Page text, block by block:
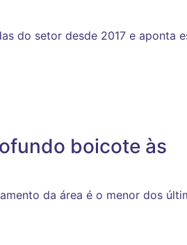
do setor desde 2017 e aponta
boicote às
da área é o menor dos